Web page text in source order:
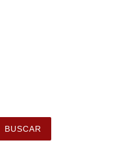
BUSCAR